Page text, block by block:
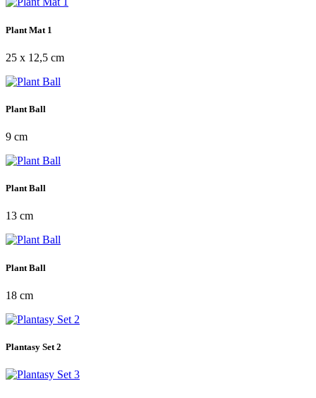
Plant Mat 1
25 x 12,5 cm
Plant Ball
9 cm
Plant Ball
13 cm
Plant Ball
18 cm
Plantasy Set 2